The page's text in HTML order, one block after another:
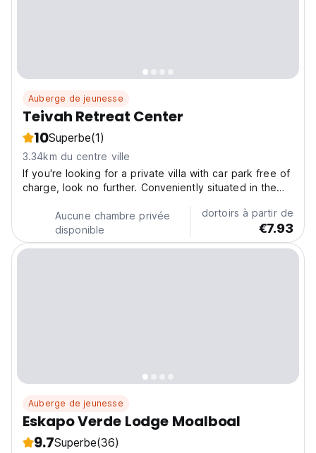
Auberge de jeunesse
Teivah Retreat Center
10Superbe(1)
3.34km du centre ville
If you're looking for a private villa with car park free of
charge, look no further. Conveniently situated in the
attractions and interesting dining options. Don't leave
before paying a visit to the famous...
Aucune chambre privée
disponible
dortoirs à partir de
€7.93
Auberge de jeunesse
Eskapo Verde Lodge Moalboal
9.7Superbe(36)